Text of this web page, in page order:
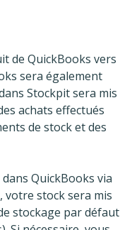
de QuickBooks vers
sera également
Stockpit sera mis
achats effectués
de stock et des
QuickBooks via
votre stock sera mis
stockage par défaut